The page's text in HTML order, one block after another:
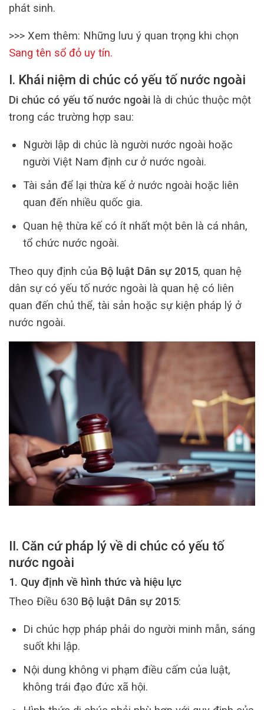
phát sinh.
>>> Xem thêm: Những lưu ý quan trọng khi chọn
Sang tên sổ đỏ uy tín.
I. Khái niệm di chúc có yếu tố nước ngoài
Di chúc có yếu tố nước ngoài là di chúc thuộc một
trong các trường hợp sau:
Người lập di chúc là người nước ngoài hoặc
người Việt Nam định cư ở nước ngoài.
Tài sản để lại thừa kế ở nước ngoài hoặc liên
quan đến nhiều quốc gia.
Quan hệ thừa kế có ít nhất một bên là cá nhân,
tổ chức nước ngoài.
Theo quy định của Bộ luật Dân sự 2015, quan hệ
dân sự có yếu tố nước ngoài là quan hệ có liên
quan đến chủ thể, tài sản hoặc sự kiện pháp lý ở
nước ngoài.
II. Căn cứ pháp lý về di chúc có yếu tố
nước ngoài
1. Quy định về hình thức và hiệu lực
Theo Điều 630 Bộ luật Dân sự 2015:
Di chúc hợp pháp phải do người minh mẫn, sáng
suốt khi lập.
Nội dung không vi phạm điều cấm của luật,
không trái đạo đức xã hội.